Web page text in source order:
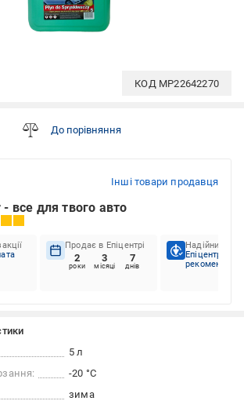
КОД MP22642270
До порівняння
Інші товари продавця
- все для твого авто
Продає в Епіцентрі
2
роки
3
місяці
7
днів
Надійний
Епіцентр
рекомендує
5 л
-20 °С
зима